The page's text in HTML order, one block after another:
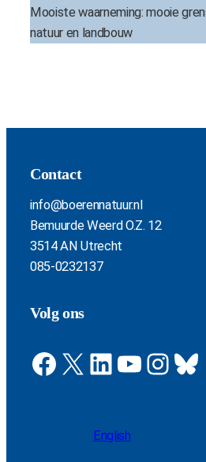
Mooiste waarneming: mooie
natuur en landbouw
Contact
info@boerennatuur.nl
Bemuurde Weerd O.Z. 12
3514 AN Utrecht
085-0232137
Volg ons
Facebook X LinkedIn YouTube Instagram Bluesky
English